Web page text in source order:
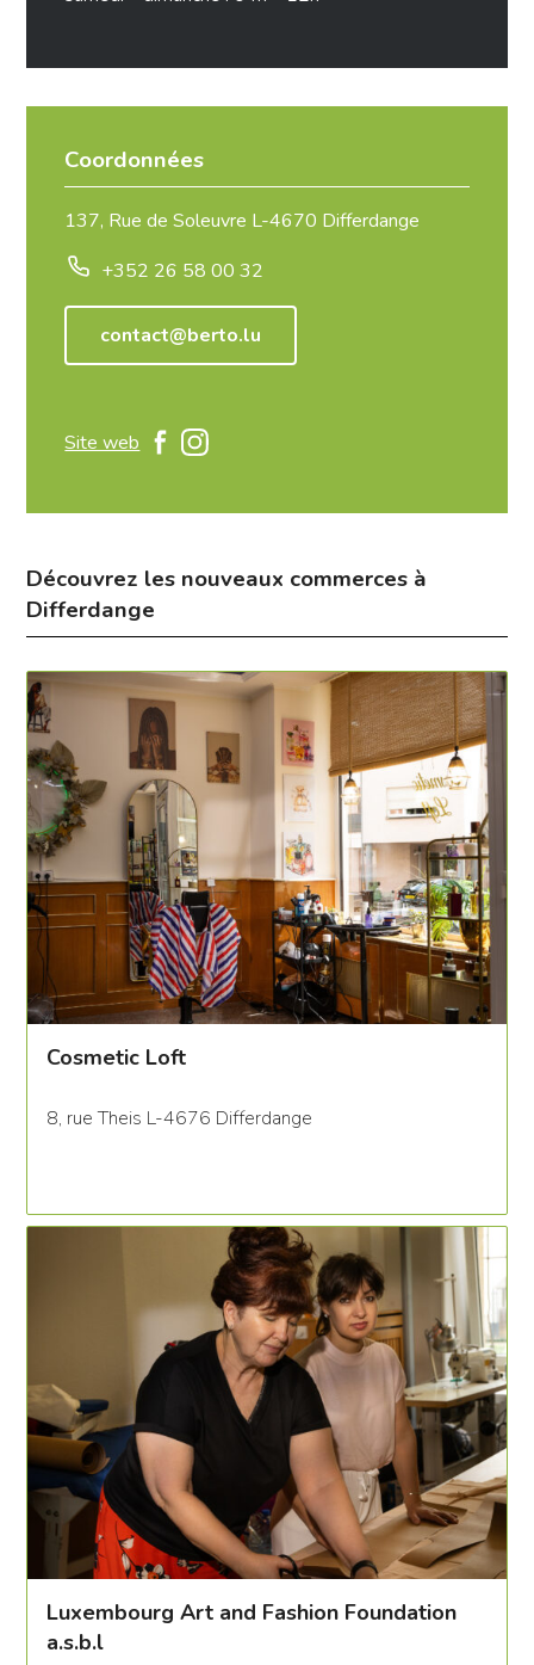
Coordonnées
137, Rue de Soleuvre L-4670 Differdange
+352 26 58 00 32
contact@berto.lu
Site web
Découvrez les nouveaux commerces à
Differdange
Cosmetic Loft
8, rue Theis L-4676 Differdange
Luxembourg Art and Fashion Foundation
a.s.b.l